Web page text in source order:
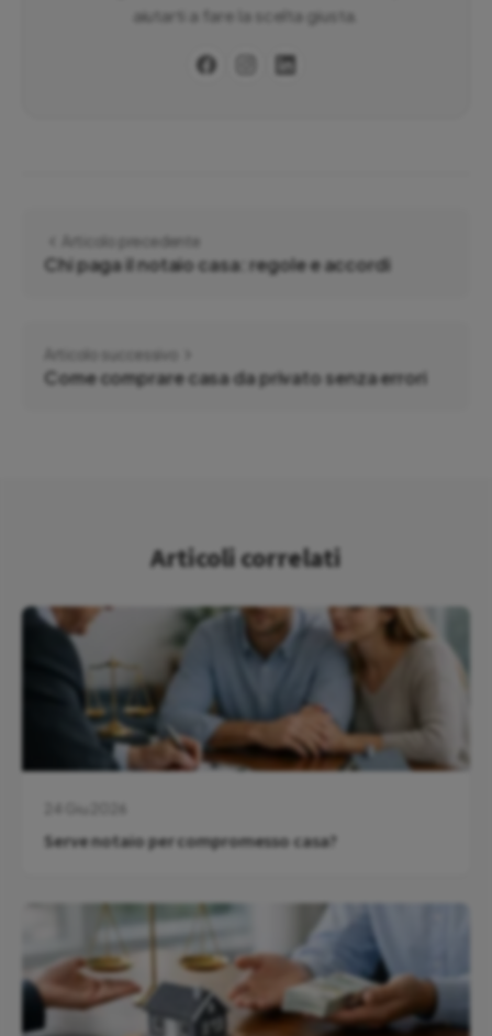
aiutarti a fare la scelta giusta.
Articolo precedente
Chi paga il notaio casa: regole e accordi
Articolo successivo
Come comprare casa da privato senza errori
Articoli correlati
Serve notaio per compromesso casa?